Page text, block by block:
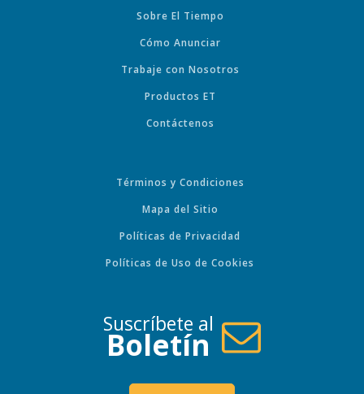
Sobre El Tiempo
Cómo Anunciar
Trabaje con Nosotros
Productos ET
Contáctenos
Términos y Condiciones
Mapa del Sitio
Políticas de Privacidad
Políticas de Uso de Cookies
Suscríbete al
Boletín